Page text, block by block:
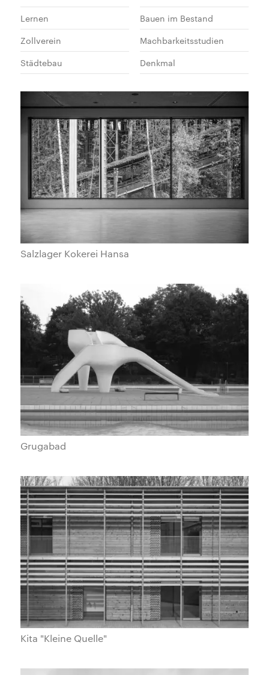
Lernen
Bauen im Bestand
Zollverein
Machbarkeitsstudien
Städtebau
Denkmal
Salzlager Kokerei Hansa
Grugabad
Kita "Kleine Quelle"